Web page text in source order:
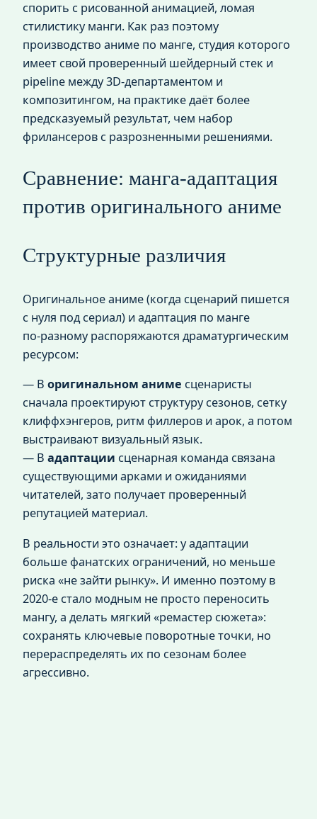
спорить с рисованной анимацией, ломая
стилистику манги. Как раз поэтому
производство аниме по манге, студия которого
имеет свой проверенный шейдерный стек и
pipeline между 3D‑департаментом и
композитингом, на практике даёт более
предсказуемый результат, чем набор
фрилансеров с разрозненными решениями.
Сравнение: манга‑адаптация
против оригинального аниме
Структурные различия
Оригинальное аниме (когда сценарий пишется
с нуля под сериал) и адаптация по манге
по‑разному распоряжаются драматургическим
ресурсом:
— В оригинальном аниме сценаристы
сначала проектируют структуру сезонов, сетку
клиффхэнгеров, ритм филлеров и арок, а потом
выстраивают визуальный язык.
— В адаптации сценарная команда связана
существующими арками и ожиданиями
читателей, зато получает проверенный
репутацией материал.
В реальности это означает: у адаптации
больше фанатских ограничений, но меньше
риска «не зайти рынку». И именно поэтому в
2020‑е стало модным не просто переносить
мангу, а делать мягкий «ремастер сюжета»:
сохранять ключевые поворотные точки, но
перераспределять их по сезонам более
агрессивно.